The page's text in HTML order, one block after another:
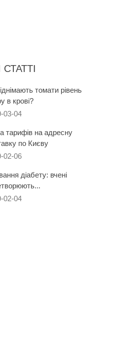
томати рівень
в крові?
03-04
тарифів на адресну
по Києву
02-06
діабету: вчені
02-04